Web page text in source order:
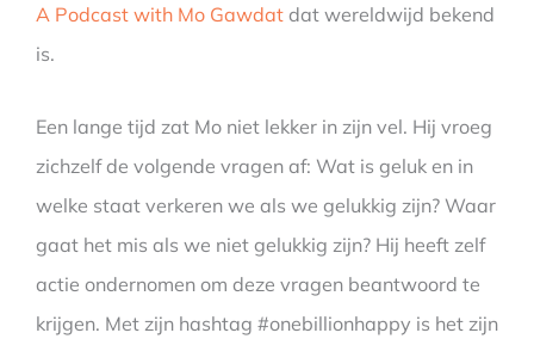
A Podcast with Mo Gawdat dat wereldwijd bekend
is.
Een lange tijd zat Mo niet lekker in zijn vel. Hij vroeg
zichzelf de volgende vragen af: Wat is geluk en in
welke staat verkeren we als we gelukkig zijn? Waar
gaat het mis als we niet gelukkig zijn? Hij heeft zelf
actie ondernomen om deze vragen beantwoord te
krijgen. Met zijn hashtag #onebillionhappy is het zijn